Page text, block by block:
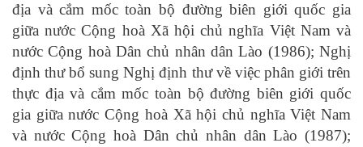
địa và cắm mốc toàn bộ đường biên giới quốc gia
giữa nước Cộng hoà Xã hội chủ nghĩa Việt Nam và
nước Cộng hoà Dân chủ nhân dân Lào (1986); Nghị
định thư bổ sung Nghị định thư về việc phân giới trên
thực địa và cắm mốc toàn bộ đường biên giới quốc
gia giữa nước Cộng hoà Xã hội chủ nghĩa Việt Nam
và nước Cộng hoà Dân chủ nhân dân Lào (1987);